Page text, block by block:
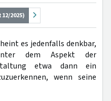
12/2025)
es jedenfalls denkbar,
dem Aspekt der
etwa dann ein
wenn seine